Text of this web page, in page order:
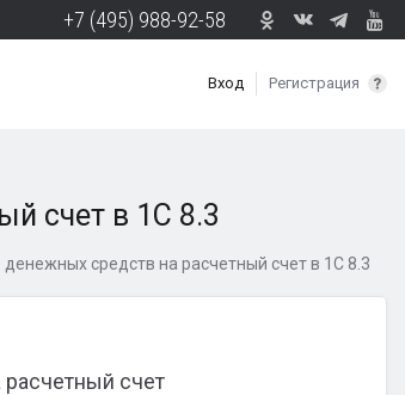
+7 (495) 988-92-58
Вход Регистрация
счет в 1С 8.3
денежных средств на расчетный счет в 1С 8.3
расчетный счет